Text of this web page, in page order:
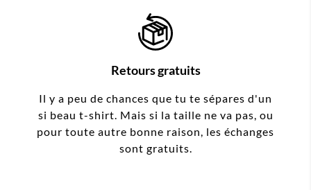
Retours gratuits
Il y a peu de chances que tu te sépares d'un
si beau t-shirt. Mais si la taille ne va pas, ou
pour toute autre bonne raison, les échanges
sont gratuits.